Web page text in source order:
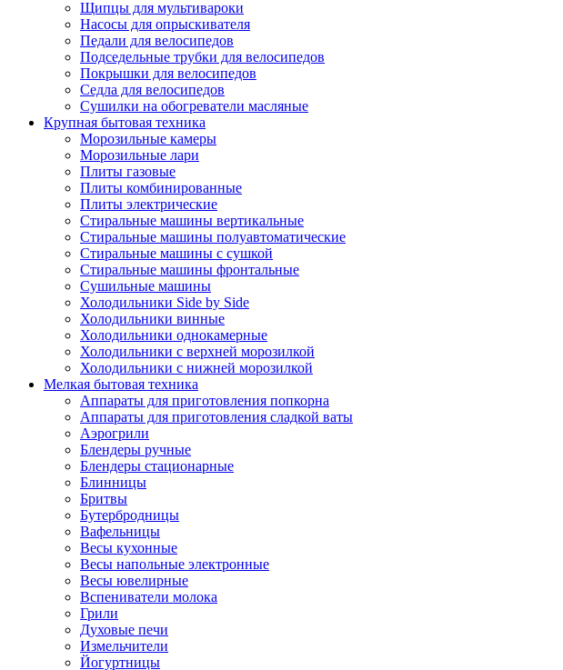
Щипцы для мультивароки
Насосы для опрыскивателя
Педали для велосипедов
Подседельные трубки для велосипедов
Покрышки для велосипедов
Седла для велосипедов
Сушилки на обогреватели масляные
Крупная бытовая техника
Морозильные камеры
Морозильные лари
Плиты газовые
Плиты комбинированные
Плиты электрические
Стиральные машины вертикальные
Стиральные машины полуавтоматические
Стиральные машины с сушкой
Стиральные машины фронтальные
Сушильные машины
Холодильники Side by Side
Холодильники винные
Холодильники однокамерные
Холодильники с верхней морозилкой
Холодильники с нижней морозилкой
Мелкая бытовая техника
Аппараты для приготовления попкорна
Аппараты для приготовления сладкой ваты
Аэрогрили
Блендеры ручные
Блендеры стационарные
Блинницы
Бритвы
Бутербродницы
Вафельницы
Весы кухонные
Весы напольные электронные
Весы ювелирные
Вспениватели молока
Грили
Духовые печи
Измельчители
Йогуртницы